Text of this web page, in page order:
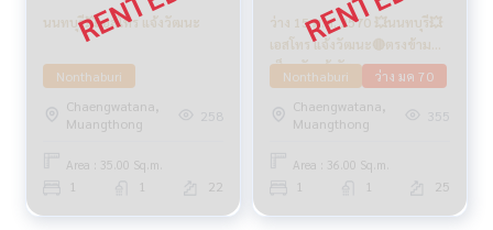
นนทบุรี💥เอสโทร แจ้งวัฒนะ
Nonthaburi
Chaengwatana,
Muangthong
258
Area : 35.00 Sq.m.
1 1 22
ว่าง 15 ม.ค. 2570 💥นนทบุรี💥
เอสโทร แจ้งวัฒนะ🔴ตรงข้าม
เซ็นทรัลแจ้งวัฒนะ
Nonthaburi
ว่าง มค 70
Chaengwatana,
Muangthong
355
Area : 36.00 Sq.m.
1 1 25